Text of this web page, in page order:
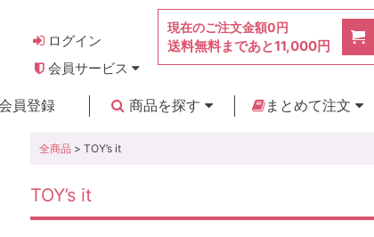
ログイン
会員サービス
現在のご注文金額0円
送料無料まであと11,000円
員登録
商品を探す
まとめて注文
全商品 > TOY’s it
TOY’s it